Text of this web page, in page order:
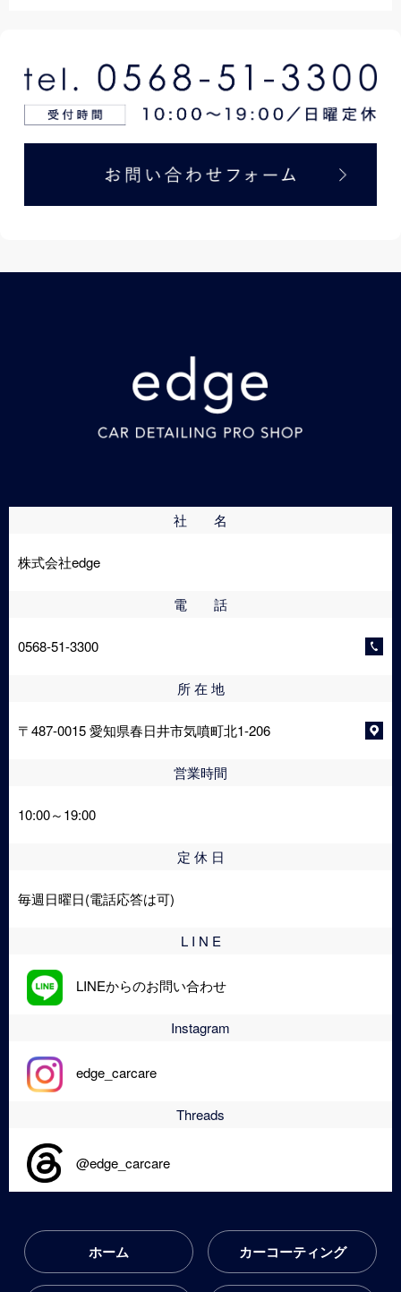
社 名
株式会社edge
電 話
0568-51-3300
所 在 地
〒487-0015 愛知県春日井市気噴町北1-206
営業時間
10:00～19:00
定 休 日
毎週日曜日(電話応答は可)
L I N E
LINEからのお問い合わせ
Instagram
edge_carcare
Threads
@edge_carcare
ホーム カーコーティング